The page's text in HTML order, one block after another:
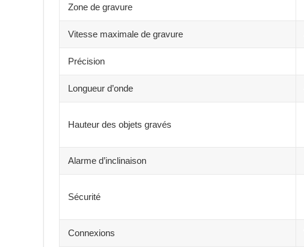
Zone de gravure
Vitesse maximale de gravure
Précision
Longueur d’onde
Hauteur des objets gravés
Alarme d’inclinaison
Sécurité
Connexions